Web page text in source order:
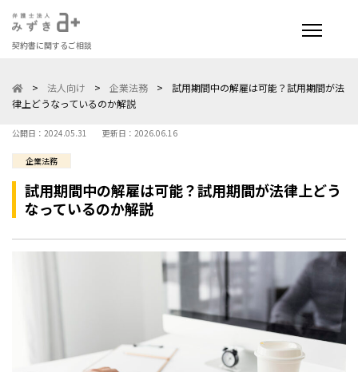
契約書に関するご相談
> 法人向け > 企業法務 >
試用期間中の解雇は可能？試用期間が法
律上どうなっているのか解説
公開日：2024.05.31 更新日：2026.06.16
企業法務
試用期間中の解雇は可能？試用期間が法律上どう
なっているのか解説